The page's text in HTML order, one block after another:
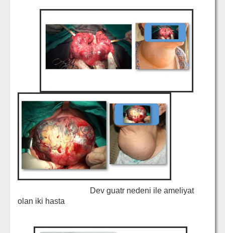
Dev guatr nedeni ile ameliyat
olan iki hasta